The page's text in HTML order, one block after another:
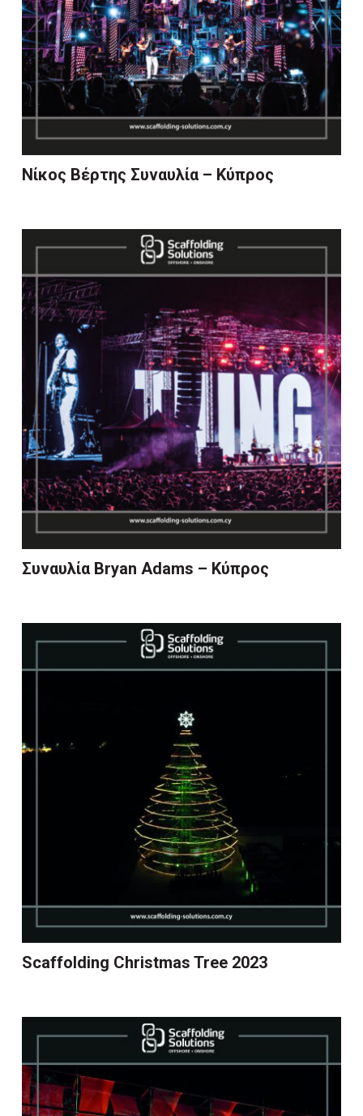
Νίκος Βέρτης Συναυλία – Κύπρος
Συναυλία Bryan Adams – Κύπρος
Scaffolding Christmas Tree 2023